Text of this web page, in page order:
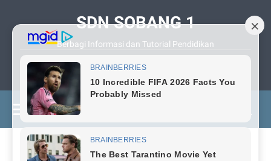
SDN SOBANG 1
Berbagi Informasi dan Tutorial Pendidikan